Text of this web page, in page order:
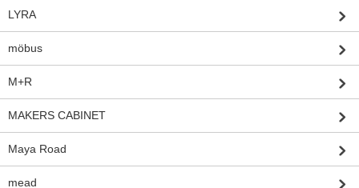
LYRA
möbus
M+R
MAKERS CABINET
Maya Road
mead